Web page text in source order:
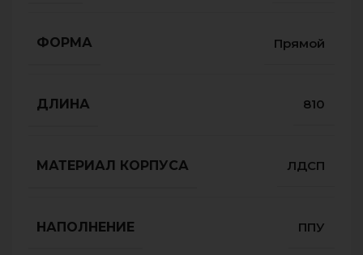
ФОРМА Прямой
ДЛИНА 810
МАТЕРИАЛ КОРПУСА ЛДСП
НАПОЛНЕНИЕ ППУ